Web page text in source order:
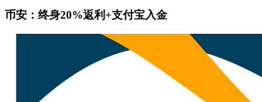
币安：终身20%返利+支付宝入金